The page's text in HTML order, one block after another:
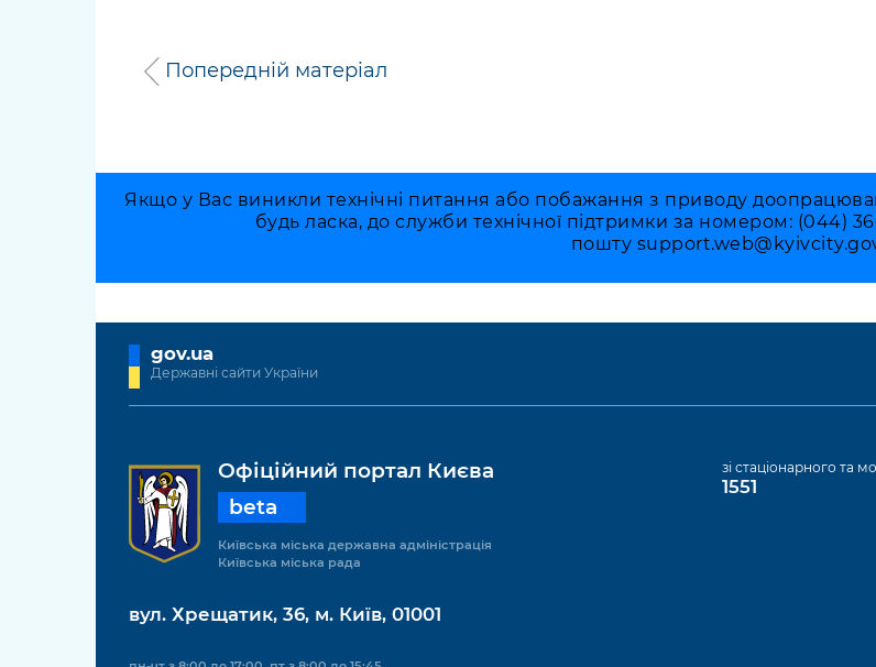
Попередній матеріал
Якщо у Вас виникли технічні питання або побажання з приводу
будь ласка, до служби технічної підтримки за номером: (044)
пошту
gov.ua
Державні сайти України
Офіційний портал Києва
beta
Київська міська державна адміністрація
Київська міська рада
вул. Хрещатик, 36, м. Київ, 01001
зі стаціонарного та
1551